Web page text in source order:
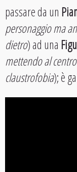
passare da un
personaggio ma
dietro) ad una
mettendo al
claustrofobia); è